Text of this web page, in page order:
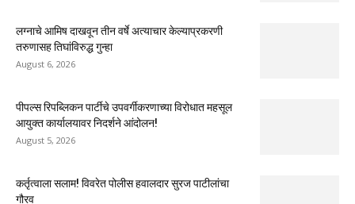
लग्नाचे आमिष दाखवून तीन वर्षे अत्याचार केल्याप्रकरणी
तरुणासह तिघांविरुद्ध गुन्हा
August 6, 2026
पीपल्स रिपब्लिकन पार्टीचे उपवर्गीकरणाच्या विरोधात महसूल
आयुक्त कार्यालयावर निदर्शने आंदोलन!
August 5, 2026
कर्तृत्वाला सलाम! विवरेत पोलीस हवालदार सुरज पाटीलांचा
गौरव